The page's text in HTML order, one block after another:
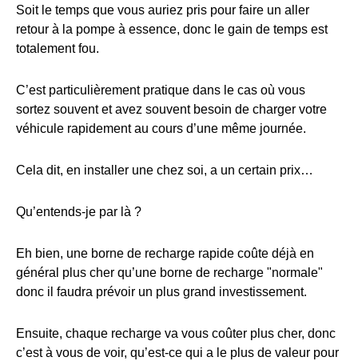
Soit le temps que vous auriez pris pour faire un aller
retour à la pompe à essence, donc le gain de temps est
totalement fou.
C’est particulièrement pratique dans le cas où vous
sortez souvent et avez souvent besoin de charger votre
véhicule rapidement au cours d’une même journée.
Cela dit, en installer une chez soi, a un certain prix…
Qu’entends-je par là ?
Eh bien, une borne de recharge rapide coûte déjà en
général plus cher qu’une borne de recharge "normale"
donc il faudra prévoir un plus grand investissement.
Ensuite, chaque recharge va vous coûter plus cher, donc
c’est à vous de voir, qu’est-ce qui a le plus de valeur pour